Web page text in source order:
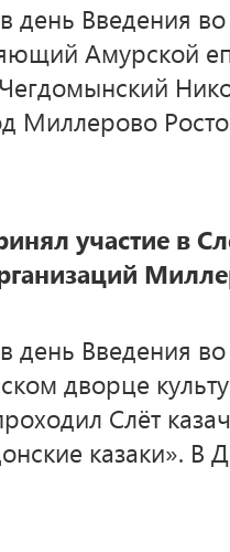
день Введения
Амурской
Миллерово
участие в
день Введения
дворце
Слёт
казаки». В